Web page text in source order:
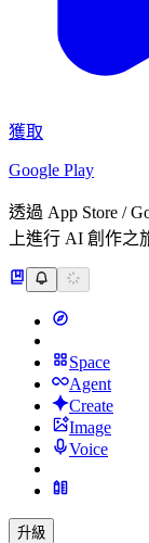
獲取
Google Play
透過 App Store /
上進行 AI 創作之
Space
Agent
Create
Image
Voice
升級